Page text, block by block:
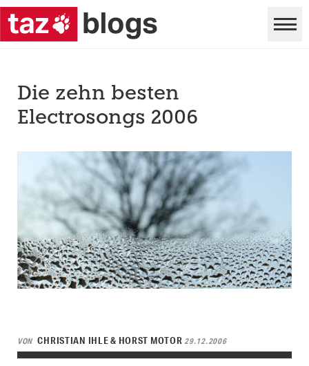
Die zehn besten
Electrosongs 2006
VON CHRISTIAN IHLE & HORST MOTOR29.12.2006